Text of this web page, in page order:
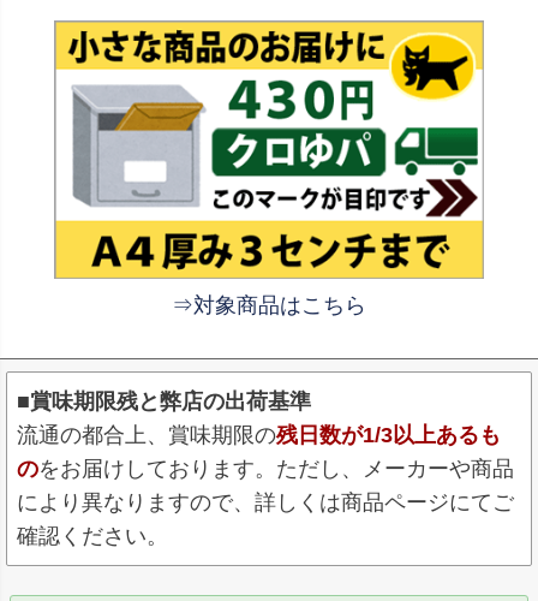
⇒対象商品はこちら
■賞味期限残と弊店の出荷基準
流通の都合上、賞味期限の残日数が1/3以上あるも
のをお届けしております。ただし、メーカーや商品
により異なりますので、詳しくは商品ページにてご
確認ください。